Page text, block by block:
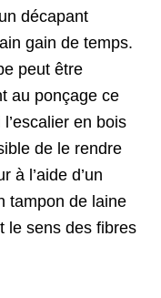
décapant
gain de temps.
peut être
au ponçage ce
en bois
de le rendre
à l’aide d’un
tampon de laine
le sens des fibres